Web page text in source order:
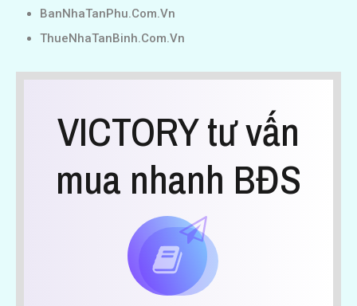
BanNhaTanPhu.Com.Vn
ThueNhaTanBinh.Com.Vn
VICTORY tư vấn
mua nhanh BĐS